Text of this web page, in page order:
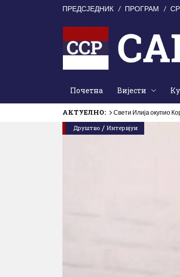
ПРЕДСЈЕДНИК ПРОГРАМ
Почетна Вијести
АКТУЕЛНО:
Свети Илија окупио
Друштво / Интервјуи